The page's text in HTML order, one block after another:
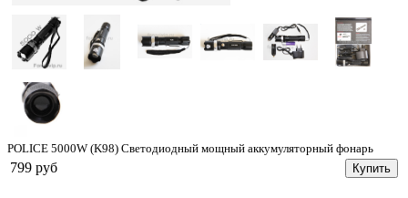
POLICE 5000W (K98) Светодиодный мощный аккумуляторный фонарь
799 руб Купить